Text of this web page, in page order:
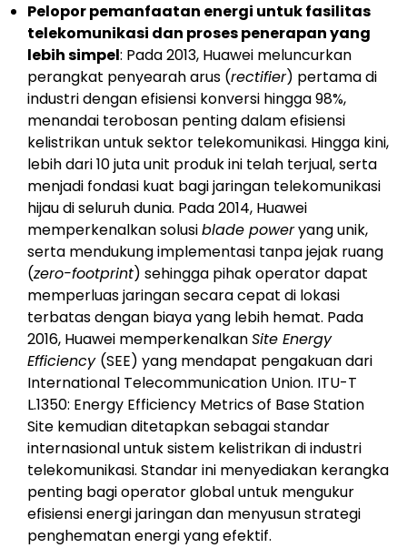
Pelopor pemanfaatan energi untuk fasilitas
telekomunikasi dan proses penerapan yang
lebih simpel: Pada 2013, Huawei meluncurkan
perangkat penyearah arus (rectifier) pertama di
industri dengan efisiensi konversi hingga 98%,
menandai terobosan penting dalam efisiensi
kelistrikan untuk sektor telekomunikasi. Hingga kini,
lebih dari 10 juta unit produk ini telah terjual, serta
menjadi fondasi kuat bagi jaringan telekomunikasi
hijau di seluruh dunia. Pada 2014, Huawei
memperkenalkan solusiblade poweryang unik,
serta mendukung implementasi tanpa jejak ruang
(zero-footprint) sehingga pihak operator dapat
memperluas jaringan secara cepat di lokasi
terbatas dengan biaya yang lebih hemat. Pada
2016, Huawei memperkenalkanSite Energy
Efficiency (SEE) yang mendapat pengakuan dari
International Telecommunication Union. ITU-T
L.1350: Energy Efficiency Metrics of Base Station
Site kemudian ditetapkan sebagai standar
internasional untuk sistem kelistrikan di industri
telekomunikasi. Standar ini menyediakan kerangka
penting bagi operator global untuk mengukur
efisiensi energi jaringan dan menyusun strategi
penghematan energi yang efektif.